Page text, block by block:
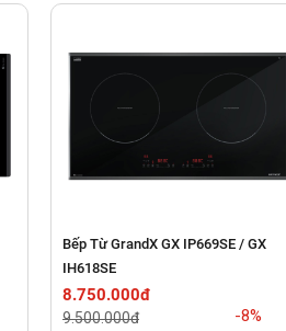
Bếp Từ GrandX GX IP669SE / GX
IH618SE
8.750.000đ
9.500.000đ -8%